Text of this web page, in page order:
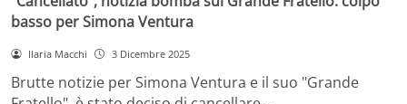
basso per Simona Ventura
Ilaria Macchi 3 Dicembre 2025
Brutte notizie per Simona Ventura e il suo "Grande